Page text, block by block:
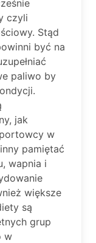
czyli
Stąd
być na
paliwo by
jak
w
pamiętać
wapnia i
większe
są
grup
w